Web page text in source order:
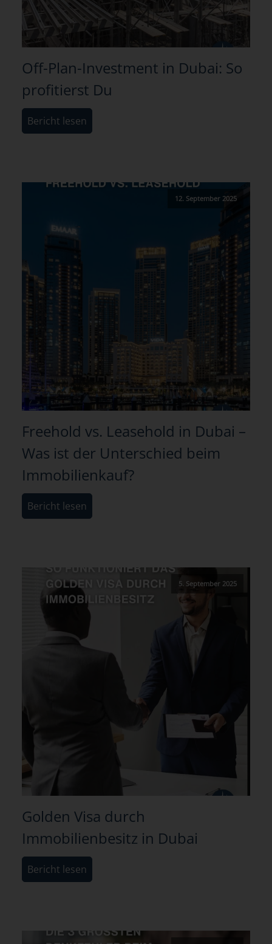
Off-Plan-Investment in Dubai: So
profitierst Du
Bericht lesen
12. September 2025
Freehold vs. Leasehold in Dubai –
Was ist der Unterschied beim
Immobilienkauf?
Bericht lesen
5. September 2025
Golden Visa durch
Immobilienbesitz in Dubai
Bericht lesen